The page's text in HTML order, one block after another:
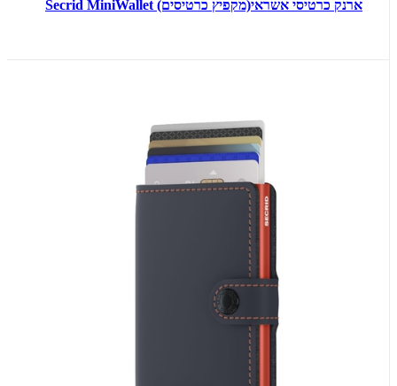
ארנק כרטיסי אשראי(מקפיץ כרטיסים) Secrid MiniWallet